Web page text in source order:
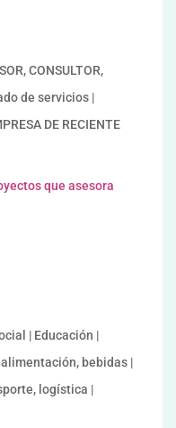
CONSULTOR,
de servicios |
DE RECIENTE
que asesora
| Educación |
bebidas |
logística |